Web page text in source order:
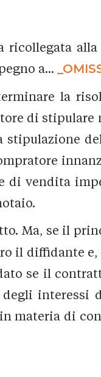
ricollegata
a...
la
di
stipulazione
di vendita
Ma, se il
il diffidante e,
se il
degli
in materia di